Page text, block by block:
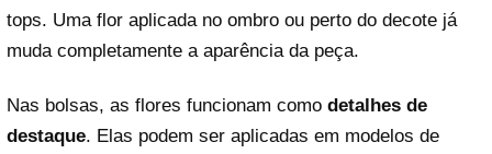
tops. Uma flor aplicada no ombro ou perto do decote já
muda completamente a aparência da peça.
Nas bolsas, as flores funcionam como detalhes de
destaque. Elas podem ser aplicadas em modelos de